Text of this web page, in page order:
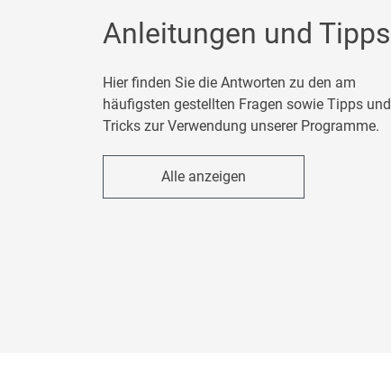
Anleitungen und Tipps
Hier finden Sie die Antworten zu den am
häufigsten gestellten Fragen sowie Tipps und
Tricks zur Verwendung unserer Programme.
Alle anzeigen